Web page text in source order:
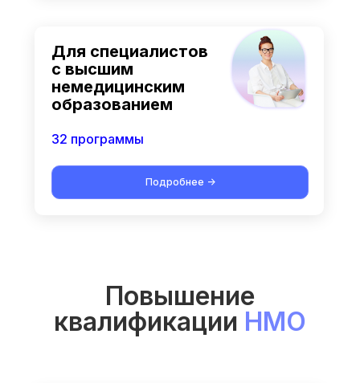
Подробнее ->
Для специалистов
с высшим
немедицинским
образованием
32 программы
Повышение
квалификации НМО